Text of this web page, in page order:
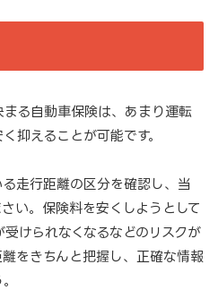
る自動車保険は、あまり運転
抑えることが可能です。
走行距離の区分を確認し、当
い。保険料を安くしようとして
けられなくなるなどのリスクが
をきちんと把握し、正確な情報